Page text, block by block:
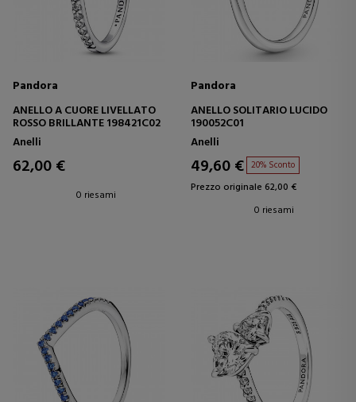
Pandora
ANELLO A CUORE LIVELLATO
ROSSO BRILLANTE 198421C02
Anelli
62,00 €
0 riesami
Pandora
ANELLO SOLITARIO LUCIDO
190052C01
Anelli
49,60 € 20% Sconto
Prezzo originale 62,00 €
0 riesami